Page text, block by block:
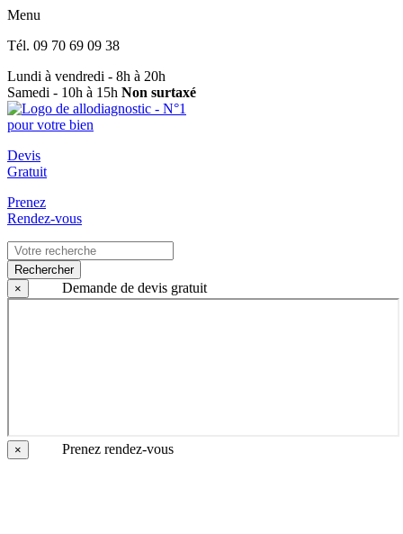
Menu
Tél. 09 70 69 09 38
Lundi à vendredi - 8h à 20h
Samedi - 10h à 15h Non surtaxé
Devis
Gratuit
Prenez
Rendez-vous
Rechercher
×
Demande de devis gratuit
× Prenez rendez-vous